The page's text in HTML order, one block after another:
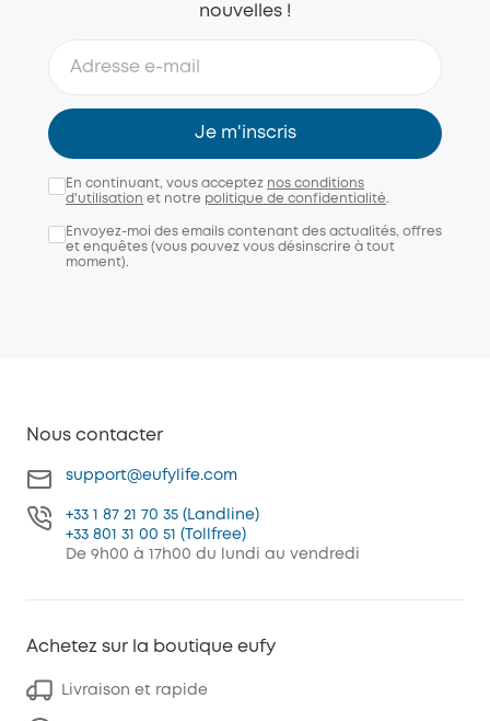
nouvelles !
Je m'inscris
En continuant, vous acceptez nos conditions
d'utilisation et notre politique de confidentialité.
Envoyez-moi des emails contenant des actualités, offres
et enquêtes (vous pouvez vous désinscrire à tout
moment).
Nous contacter
support@eufylife.com
+33 1 87 21 70 35 (Landline)
+33 801 31 00 51 (Tollfree)
De 9h00 à 17h00 du lundi au vendredi
Achetez sur la boutique eufy
Livraison et rapide